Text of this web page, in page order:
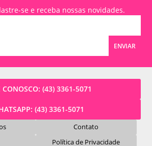
se e receba nossas novidades.
ENVIAR
CONOSCO: (43) 3361-5071
(43) 3361-5071
Contato
Política de Privacidade